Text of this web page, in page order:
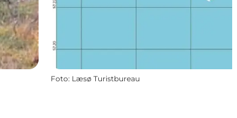
Foto: Læsø Turistbureau